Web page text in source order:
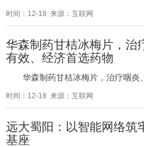
时间：12-18 来源：互联网
华森制药甘桔冰梅片，治
有效、经济首选药物
华森制药甘桔冰梅片，治疗咽炎
时间：12-18 来源：互联网
远大蜀阳：以智能网络筑
基座